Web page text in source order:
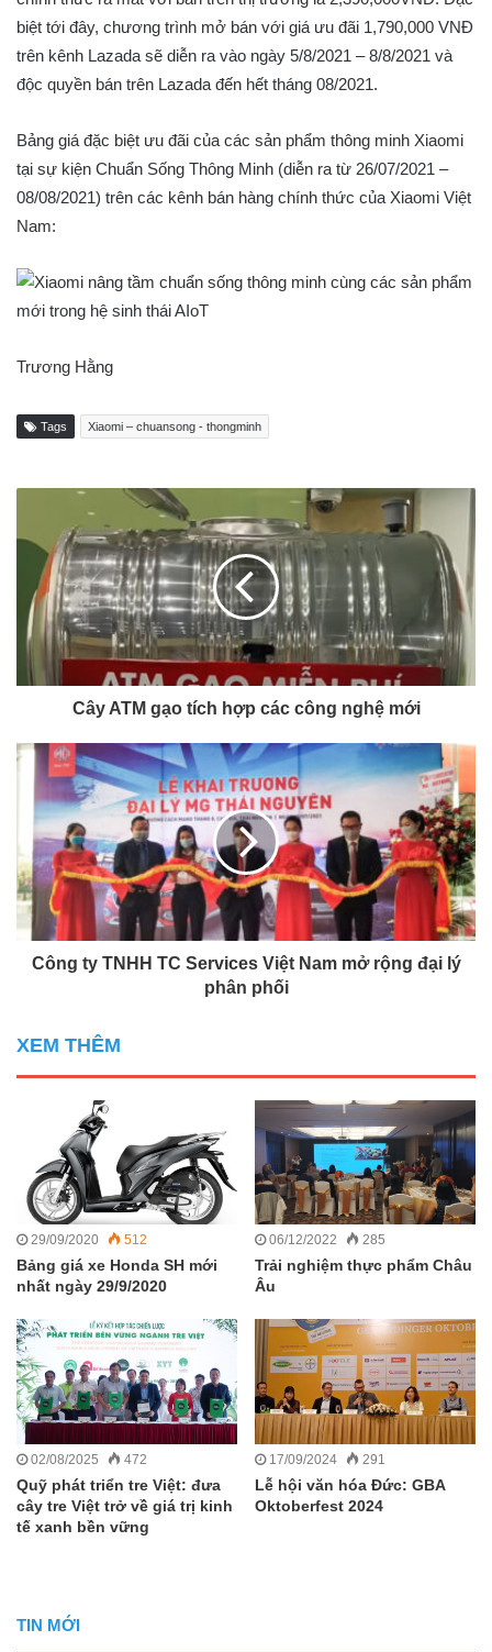
biệt tới đây, chương trình mở bán với giá ưu đãi 1,790,000 VNĐ
trên kênh Lazada sẽ diễn ra vào ngày 5/8/2021 – 8/8/2021 và
độc quyền bán trên Lazada đến hết tháng 08/2021.
Bảng giá đặc biệt ưu đãi của các sản phẩm thông minh Xiaomi
tại sự kiện Chuẩn Sống Thông Minh (diễn ra từ 26/07/2021 –
08/08/2021) trên các kênh bán hàng chính thức của Xiaomi Việt
Nam:
Trương Hằng
Tags Xiaomi – chuansong - thongminh
Cây ATM gạo tích hợp các công nghệ mới
Công ty TNHH TC Services Việt Nam mở rộng đại lý
phân phối
XEM THÊM
29/09/2020 512
Bảng giá xe Honda SH mới
nhất ngày 29/9/2020
06/12/2022 285
Trải nghiệm thực phẩm Châu
Âu
02/08/2025 472
Quỹ phát triển tre Việt: đưa
cây tre Việt trở về giá trị kinh
tế xanh bền vững
17/09/2024 291
Lễ hội văn hóa Đức: GBA
Oktoberfest 2024
TIN MỚI